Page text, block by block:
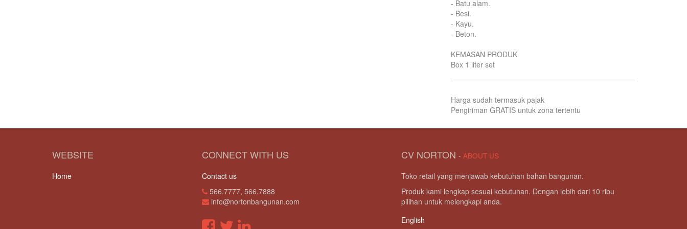
- Batu alam.
- Besi.
- Kayu.
- Beton.
KEMASAN PRODUK
Box 1 liter set
Harga sudah termasuk pajak
Pengiriman GRATIS untuk zona tertentu
WEBSITE
Home
CONNECT WITH US
Contact us
566.7777, 566.7888
info@nortonbangunan.com
CV NORTON - ABOUT US
Toko retail yang menjawab kebutuhan bahan bangunan.
Produk kami lengkap sesuai kebutuhan. Dengan lebih dari 10 ribu
pilihan untuk melengkapi anda.
English